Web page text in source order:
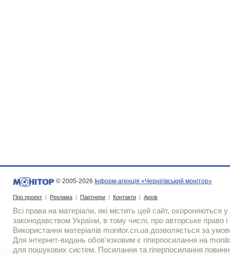
© 2005-2026 Інформ-агенція «Чернігівський монітор»
Про проект | Реклама | Партнери | Контакти | Архів
Всі права на матеріали, які містить цей сайт, охороняються у
законодавством України, в тому числі, про авторське право і
Використання матерiалiв monitor.cn.ua дозволяється за
Для iнтернет-видань обов'язковим є гiперпосилання на
для пошукових систем. Посилання та гіперпосилання